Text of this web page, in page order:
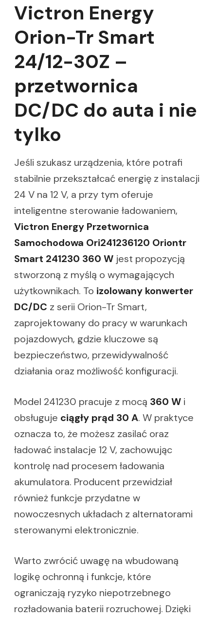
Victron Energy
Orion-Tr Smart
24/12-30Z –
przetwornica
DC/DC do auta i nie
tylko
Jeśli szukasz urządzenia, które potrafi
stabilnie przekształcać energię z instalacji
24 V na 12 V, a przy tym oferuje
inteligentne sterowanie ładowaniem,
Victron Energy Przetwornica
Samochodowa Ori241236120 Oriontr
Smart 241230 360 W jest propozycją
stworzoną z myślą o wymagających
użytkownikach. To izolowany konwerter
DC/DC z serii Orion-Tr Smart,
zaprojektowany do pracy w warunkach
pojazdowych, gdzie kluczowe są
bezpieczeństwo, przewidywalność
działania oraz możliwość konfiguracji.
Model 241230 pracuje z mocą 360 W i
obsługuje ciągły prąd 30 A. W praktyce
oznacza to, że możesz zasilać oraz
ładować instalacje 12 V, zachowując
kontrolę nad procesem ładowania
akumulatora. Producent przewidział
również funkcje przydatne w
nowoczesnych układach z alternatorami
sterowanymi elektronicznie.
Warto zwrócić uwagę na wbudowaną
logikę ochronną i funkcje, które
ograniczają ryzyko niepotrzebnego
rozładowania baterii rozruchowej. Dzięki